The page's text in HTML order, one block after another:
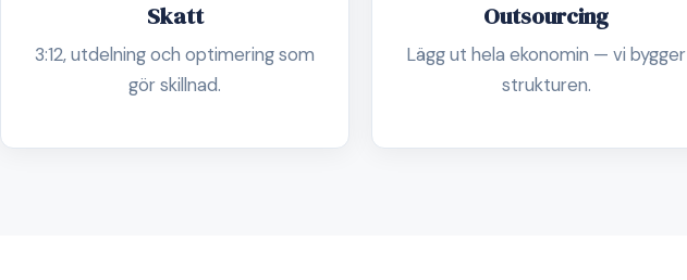
Skatt
3:12, utdelning och optimering som
gör skillnad.
Outsourcing
Lägg ut hela ekonomin — vi bygger
strukturen.